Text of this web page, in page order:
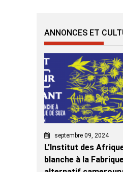
ANNONCES ET
septembre 09, 2024
L’Institut des
blanche à la